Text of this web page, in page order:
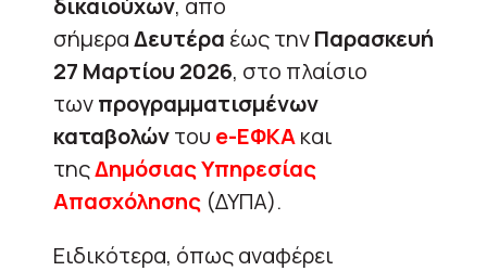
σήμεραΔευτέρα έως τηνΠαρασκευή
27 Μαρτίου 2026, στο πλαίσιο
τωνπρογραμματισμένων
καταβολώντου e-ΕΦΚΑκαι
τηςΔημόσιας Υπηρεσίας
Απασχόλησης (ΔΥΠΑ).
Ειδικότερα, όπως αναφέρει